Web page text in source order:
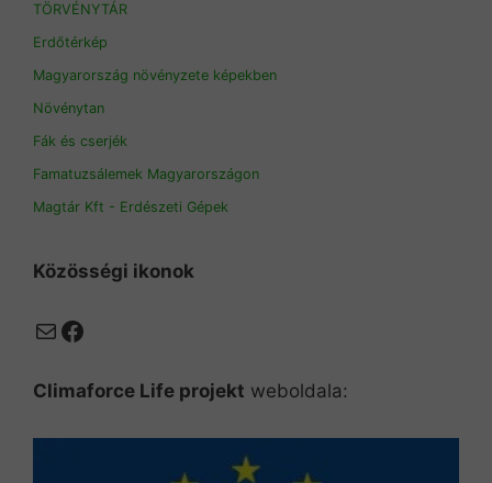
TÖRVÉNYTÁR
Erdőtérkép
Magyarország növényzete képekben
Növénytan
Fák és cserjék
Famatuzsálemek Magyarországon
Magtár Kft - Erdészeti Gépek
Közösségi ikonok
MailFacebook
Climaforce Life projekt weboldala: